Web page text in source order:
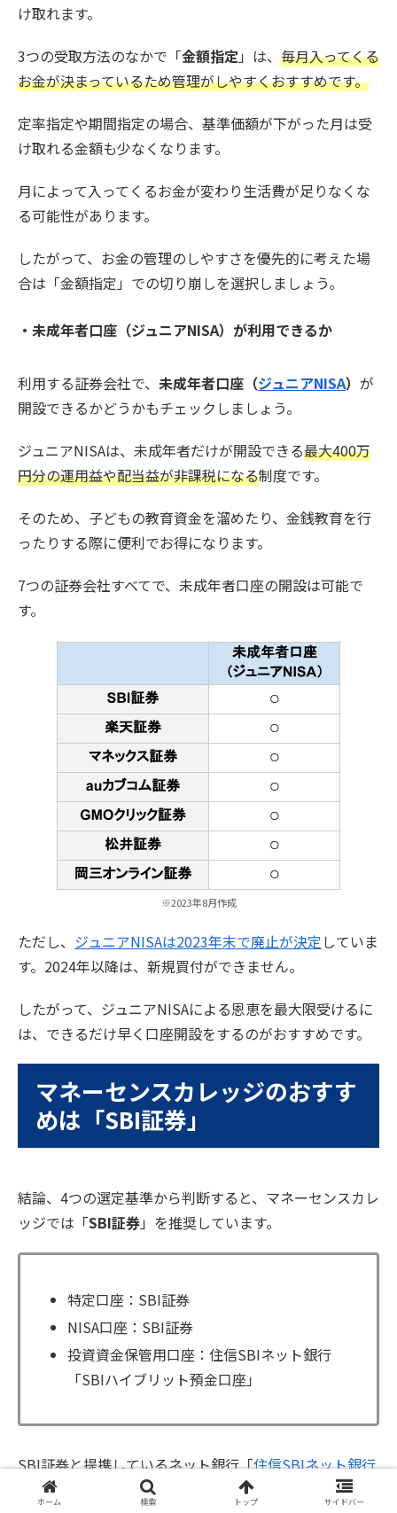
け取れます。
3つの受取方法のなかで「金額指定 」は、 毎月入ってくる
お金が決まっているため管理がしやすくおすすめです。
定率指定や期間指定の場合、基準価額が下がった月は受
け取れる金額も少なくなります。
月によって入ってくるお金が変わり生活費が足りなくな
る可能性があります。
したがって、お金の管理のしやすさを優先的に考えた場
合は「金額指定」での切り崩しを選択しましょう。
・未成年者口座（ジュニアNISA）が利用できるか
利用する証券会社で、 未成年者口座（ジュニアNISA） が
開設できるかどうかもチェックしましょう。
ジュニアNISAは、未成年者だけが開設できる最大400万
円分の運用益や配当益が非課税になる制度です。
そのため、子どもの教育資金を溜めたり、金銭教育を行
ったりする際に便利でお得になります。
7つの証券会社すべてで、未成年者口座の開設は可能で
す。
※2023年8月作成
ただし、 ジュニアNISAは2023年末で廃止が決定していま
す。2024年以降は、新規買付ができません。
したがって、ジュニアNISAによる恩恵を最大限受けるに
は、できるだけ早く口座開設をするのがおすすめです。
マネーセンスカレッジのおすす
めは「SBI証券」
結論、4つの選定基準から判断すると、マネーセンスカレ
ッジでは「SBI証券」を推奨しています。
特定口座：SBI証券
NISA口座：SBI証券
投資資金保管用口座：住信SBIネット銀行
「SBIハイブリット預金口座」
SBI証券と提携しているネット銀行「住信SBIネット銀行
」は連携サービスが充実しています。
ホーム 検索 トップ サイドバー